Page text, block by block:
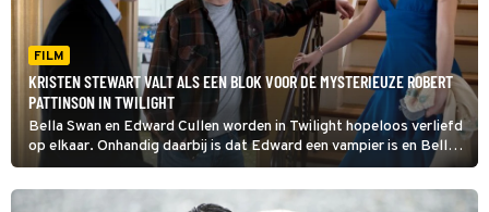
FILM
KRISTEN STEWART VALT ALS EEN BLOK VOOR DE MYSTERIEUZE ROBERT
PATTINSON IN TWILIGHT
Bella Swan en Edward Cullen worden in Twilight hopeloos verliefd
op elkaar. Onhandig daarbij is dat Edward een vampier is en Bella
een gewoon mens. Kan hij voorkomen dat hij zijn scherpe tanden in
haar nek zet?